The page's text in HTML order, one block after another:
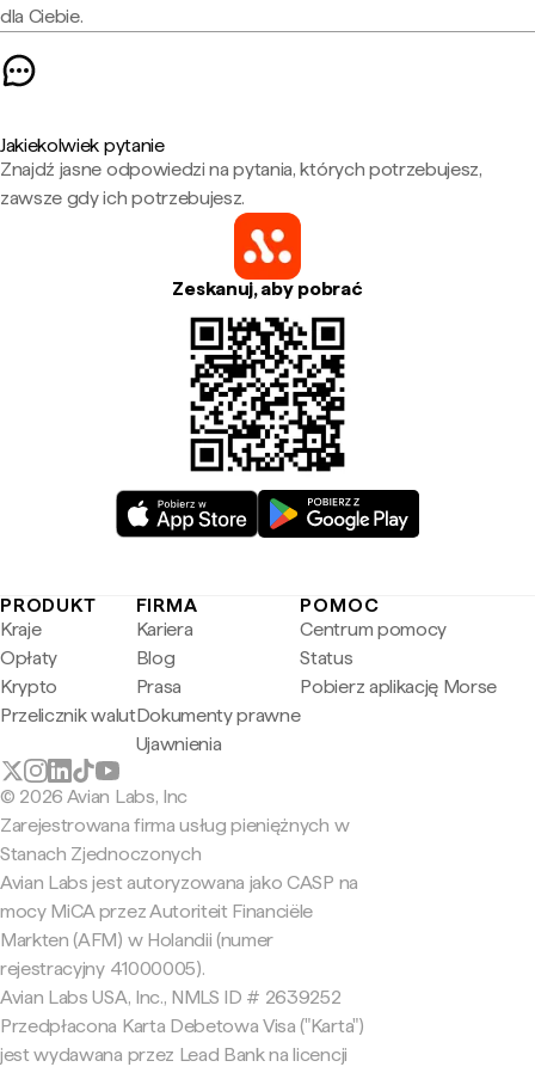
dla Ciebie.
Jakiekolwiek pytanie
Znajdź jasne odpowiedzi na pytania, których potrzebujesz,
zawsze gdy ich potrzebujesz.
Zeskanuj, aby pobrać
PRODUKT
Kraje
Opłaty
Krypto
Przelicznik walut
FIRMA
Kariera
Blog
Prasa
Dokumenty prawne
Ujawnienia
POMOC
Centrum pomocy
Status
Pobierz aplikację Morse
© 2026 Avian Labs, Inc
Zarejestrowana firma usług pieniężnych w
Stanach Zjednoczonych
Avian Labs jest autoryzowana jako CASP na
mocy MiCA przez Autoriteit Financiële
Markten (AFM) w Holandii (numer
rejestracyjny 41000005).
Avian Labs USA, Inc., NMLS ID # 2639252
Przedpłacona Karta Debetowa Visa ("Karta")
jest wydawana przez Lead Bank na licencji